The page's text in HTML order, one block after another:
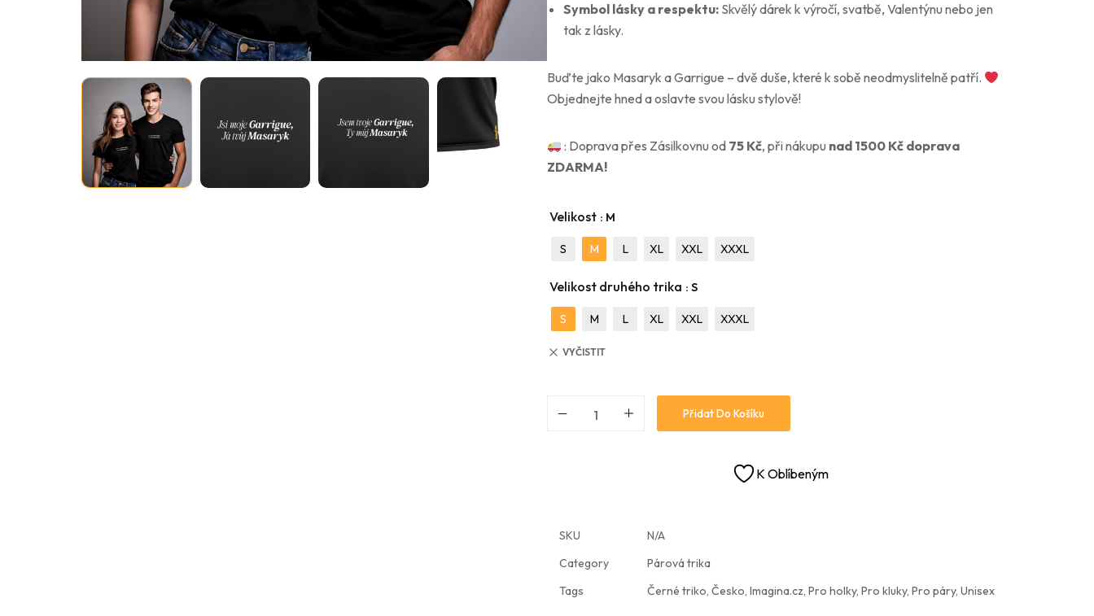
Symbol lásky a respektu: Skvělý dárek k výročí, svatbě, Valentýnu nebo jen
tak z lásky.
Buďte jako Masaryk a Garrigue – dvě duše, které k sobě neodmyslitelně patří.
Objednejte hned a oslavte svou lásku stylově!
: Doprava přes Zásilkovnu od 75 Kč, při nákupu nad 1500 Kč doprava
ZDARMA!
Velikost : M
S M L XL XXL XXXL
Velikost druhého trika : S
S M L XL XXL XXXL
VYČISTIT
Přidat Do Košíku
K Oblíbeným
SKU
N/A
Category
Párová trika
Tags
Černé triko, Česko, Imagina.cz, Pro holky, Pro kluky, Pro páry, Unisex